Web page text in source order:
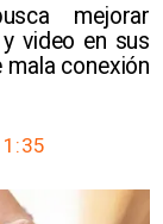
mejorar
video en sus
mala conexión